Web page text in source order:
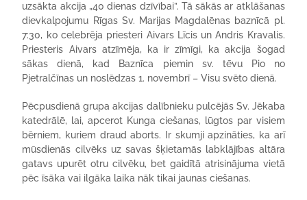
uzsākta akcija „40 dienas dzīvībai”. Tā sākās ar atklāšanas
dievkalpojumu Rīgas Sv. Marijas Magdalēnas baznīcā pl.
7:30, ko celebrēja priesteri Aivars Līcis un Andris Kravalis.
Priesteris Aivars atzīmēja, ka ir zīmīgi, ka akcija šogad
sākas dienā, kad Baznīca piemin sv. tēvu Pio no
Pjetralčīnas un noslēdzas 1. novembrī – Visu svēto dienā.
Pēcpusdienā grupa akcijas dalībnieku pulcējās Sv. Jēkaba
katedrālē, lai, apcerot Kunga ciešanas, lūgtos par visiem
bērniem, kuriem draud aborts. Ir skumji apzināties, ka arī
mūsdienās cilvēks uz savas šķietamās labklājības altāra
gatavs upurēt otru cilvēku, bet gaidītā atrisinājuma vietā
pēc īsāka vai ilgāka laika nāk tikai jaunas ciešanas.